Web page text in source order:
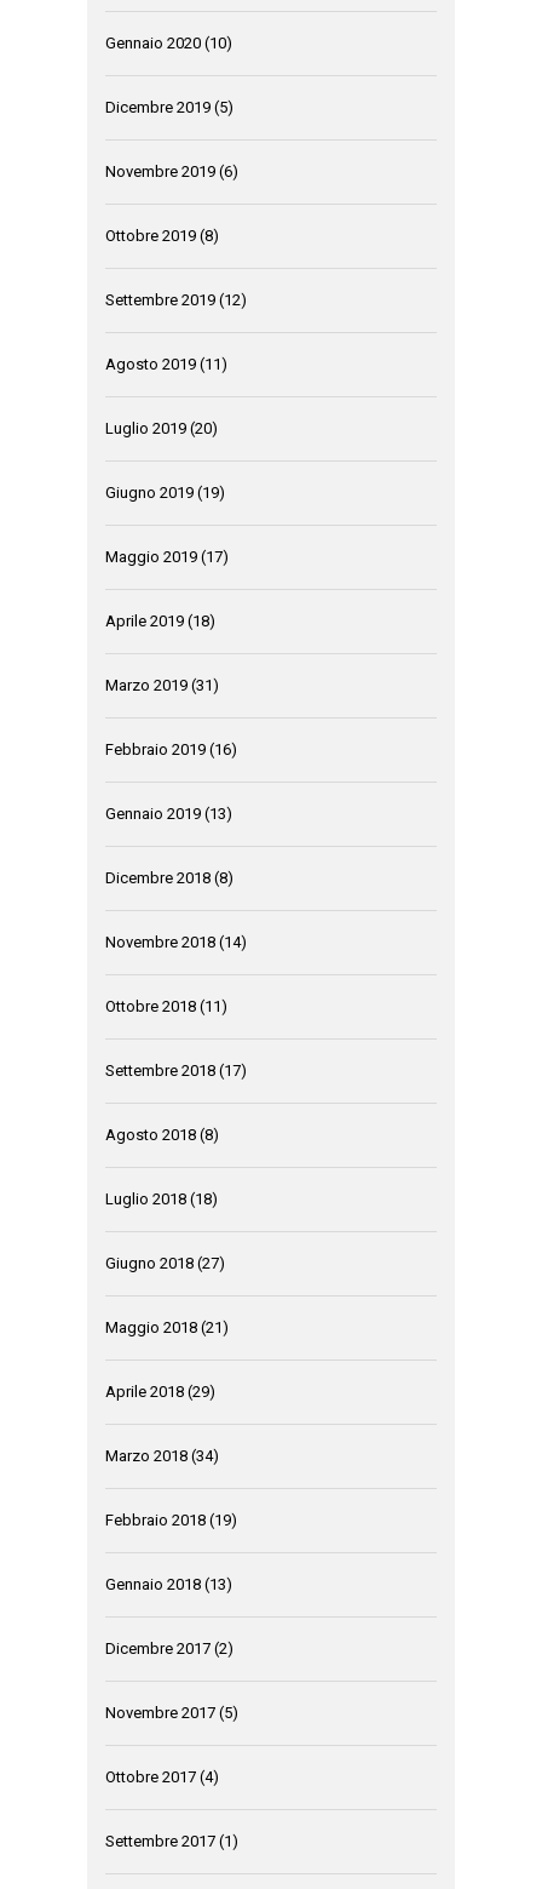
Gennaio 2020 (10)
Dicembre 2019 (5)
Novembre 2019 (6)
Ottobre 2019 (8)
Settembre 2019 (12)
Agosto 2019 (11)
Luglio 2019 (20)
Giugno 2019 (19)
Maggio 2019 (17)
Aprile 2019 (18)
Marzo 2019 (31)
Febbraio 2019 (16)
Gennaio 2019 (13)
Dicembre 2018 (8)
Novembre 2018 (14)
Ottobre 2018 (11)
Settembre 2018 (17)
Agosto 2018 (8)
Luglio 2018 (18)
Giugno 2018 (27)
Maggio 2018 (21)
Aprile 2018 (29)
Marzo 2018 (34)
Febbraio 2018 (19)
Gennaio 2018 (13)
Dicembre 2017 (2)
Novembre 2017 (5)
Ottobre 2017 (4)
Settembre 2017 (1)